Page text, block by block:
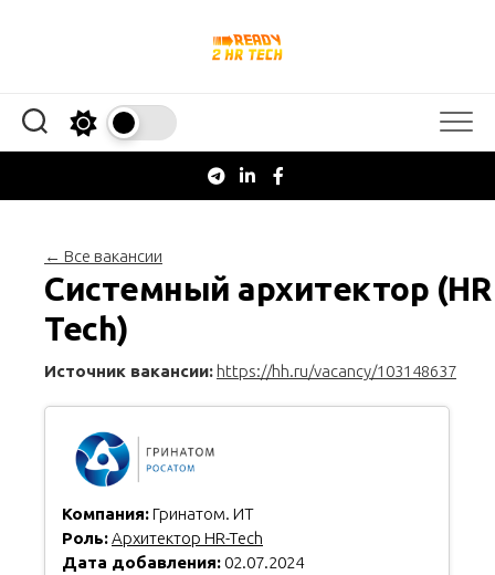
← Все вакансии
Системный архитектор (HR
Tech)
Источник вакансии: https://hh.ru/vacancy/103148637
Компания:Гринатом. ИТ
Роль:Архитектор HR-Tech
Дата добавления: 02.07.2024